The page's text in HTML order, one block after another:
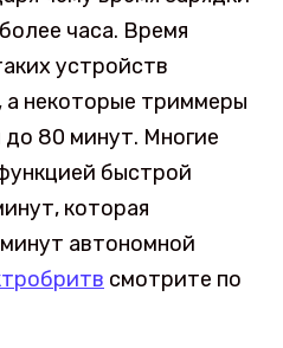
часа. Время
устройств
а некоторые триммеры
80 минут. Многие
быстрой
которая
автономной
смотрите по